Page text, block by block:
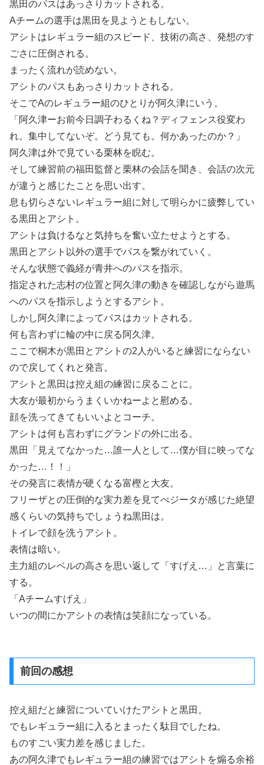
黒田のパスはあっさりカットされる。
Aチームの選手は黒田を見ようともしない。
アシトはレギュラー組のスピード、技術の高さ、発想のす
ごさに圧倒される。
まったく流れが読めない。
アシトのパスもあっさりカットされる。
そこでAのレギュラー組のひとりが阿久津にいう。
「阿久津ーお前今日調子わるくね？ディフェンス役変わ
れ。集中してないぞ。どう見ても。何かあったのか？」
阿久津は外で見ている栗林を睨む。
そして練習前の福田監督と栗林の会話を聞き、会話の次元
が違うと感じたことを思い出す。
息も切らさないレギュラー組に対して明らかに疲弊してい
る黒田とアシト。
アシトは負けるなと気持ちを奮い立たせようとする。
黒田とアシト以外の選手でパスを繋がれていく。
そんな状態で義経が青井へのパスを指示。
指定された志村の位置と阿久津の動きを確認しながら遊馬
へのパスを指示しようとするアシト。
しかし阿久津によってパスはカットされる。
何も言わずに輪の中に戻る阿久津。
ここで桐木が黒田とアシトの2人がいると練習にならない
ので戻してくれと発言。
アシトと黒田は控え組の練習に戻ることに。
大友が最初からうまくいかねーよと慰める。
顔を洗ってきてもいいよとコーチ。
アシトは何も言わずにグランドの外に出る。
黒田「見えてなかった…誰一人として…僕が目に映ってな
かった…！！」
その発言に表情が硬くなる富樫と大友。
フリーザとの圧倒的な実力差を見てべジータが感じた絶望
感くらいの気持ちでしょうね黒田は。
トイレで顔を洗うアシト。
表情は暗い。
主力組のレベルの高さを思い返して「すげえ…」と言葉に
する。
「Aチームすげえ」
いつの間にかアシトの表情は笑顔になっている。
前回の感想
控え組だと練習についていけたアシトと黒田。
でもレギュラー組に入るとまったく駄目でしたね。
ものすごい実力差を感じました。
あの阿久津でもレギュラー組の練習ではアシトを煽る余裕